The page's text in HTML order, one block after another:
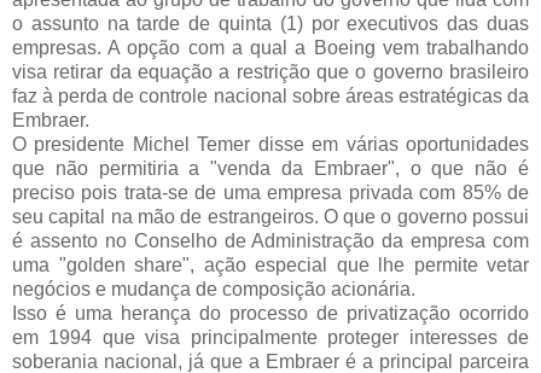
o assunto na tarde de quinta (1) por executivos das duas
empresas. A opção com a qual a Boeing vem trabalhando
visa retirar da equação a restrição que o governo brasileiro
faz à perda de controle nacional sobre áreas estratégicas da
Embraer.
O presidente Michel Temer disse em várias oportunidades
que não permitiria a "venda da Embraer", o que não é
preciso pois trata-se de uma empresa privada com 85% de
seu capital na mão de estrangeiros. O que o governo possui
é assento no Conselho de Administração da empresa com
uma "golden share", ação especial que lhe permite vetar
negócios e mudança de composição acionária.
Isso é uma herança do processo de privatização ocorrido
em 1994 que visa principalmente proteger interesses de
soberania nacional, já que a Embraer é a principal parceira